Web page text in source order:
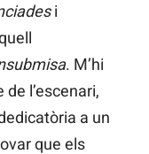
i
. M’hi
l’escenari,
a un
que els